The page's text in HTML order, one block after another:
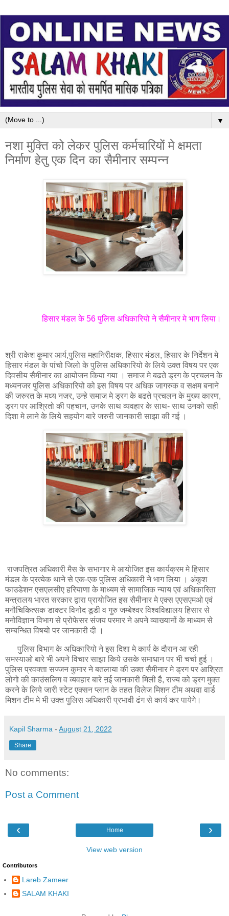
▼
नशा मुक्ति को लेकर पुलिस कर्मचारियों मे क्षमता
निर्माण हेतु एक दिन का सैमीनार सम्पन्न
हिसार मंडल के 56 पुलिस अधिकारियो ने सैमीनार मे भाग लिया।
श्री राकेश कुमार आर्य,पुलिस महानिरीक्षक, हिसार मंडल, हिसार के निर्देशन मे
हिसार मंडल के पांचो जिलो के पुलिस अधिकारियो के लिये उक्त विषय पर एक
दिवसीय सैमीनार का आयोजन किया गया । समाज मे बढते ड्रग के प्रचलन के
मध्यनजर पुलिस अधिकारियो को इस विषय पर अधिक जागरुक व सक्षम बनाने
की जरुरत के मध्य नजर, उन्हे समाज मे ड्रग के बढते प्रचलन के मुख्य कारण,
ड्रग पर आश्रितो की पहचान, उनके साथ व्यवहार के साथ- साथ उनको सही
दिशा मे लाने के लिये सहयोग बारे जरुरी जानकारी साझा की गई ।
राजपत्रित अधिकारी मैस के सभागार मे आयोजित इस कार्यक्रम मे हिसार
मंडल के प्रत्येक थाने से एक-एक पुलिस अधिकारी ने भाग लिया । अंकुश
फाउडेशन एसएलसीए हरियाणा के माध्यम से सामाजिक न्याय एवं अधिकारिता
मन्त्रालय भारत सरकार द्वारा प्रायोजित इस सैमीनार मे एक्स एएसएमओ एवं
मनौचिकित्सक डाक्टर विनोद डूडी व गुरु जम्बेश्वर विश्वविद्यालय हिसार से
मनोविज्ञान विभाग से प्रोफेसर संजय परमार ने अपने व्याख्यानों के माध्यम से
सम्बन्धित विषयो पर जानकारी दी ।
पुलिस विभाग के अधिकारियो ने इस दिशा मे कार्य के दौरान आ रही
समस्याओ बारे भी अपने विचार साझा किये उसके समाधान पर भी चर्चा हुई ।
पुलिस प्रवक्ता सज्जन कुमार ने बतलाया की उक्त सैमीनार मे ड्रग पर आश्रित
लोगो की काउंसलिग व व्यवहार बारे ऩई जानकारी मिली है, राज्य को ड्रग मुक्त
करने के लिये जारी स्टेट एक्सन प्लान के तहत विलेज मिशन टीम अथवा वार्ड
मिशन टीम मे भी उक्त पुलिस अधिकारी प्रभावी ढंग से कार्य कर पायेगे।
Kapil Sharma - August 21, 2022
Share
No comments:
Post a Comment
‹ ›
Home
View web version
Contributors
Lareb Zameer
SALAM KHAKI